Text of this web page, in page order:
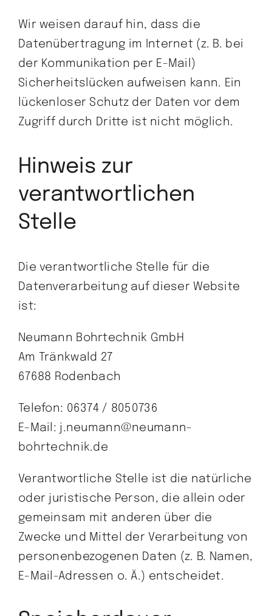
Wir weisen darauf hin, dass die
Datenübertragung im Internet (z. B. bei
der Kommunikation per E-Mail)
Sicherheitslücken aufweisen kann. Ein
lückenloser Schutz der Daten vor dem
Zugriff durch Dritte ist nicht möglich.
Hinweis zur
verantwortlichen
Stelle
Die verantwortliche Stelle für die
Datenverarbeitung auf dieser Website
ist:
Neumann Bohrtechnik GmbH
Am Tränkwald 27
67688 Rodenbach
Telefon: 06374 / 8050736
E-Mail: j.neumann@neumann-
bohrtechnik.de
Verantwortliche Stelle ist die natürliche
oder juristische Person, die allein oder
gemeinsam mit anderen über die
Zwecke und Mittel der Verarbeitung von
personenbezogenen Daten (z. B. Namen,
E-Mail-Adressen o. Ä.) entscheidet.